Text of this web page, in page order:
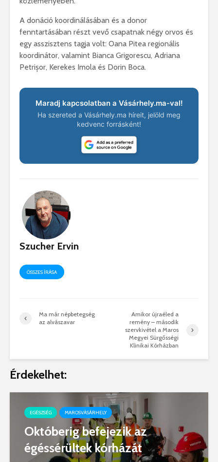
A donáció koordinálásában és a donor
fenntartásában részt vevő csapatnak négy orvos és
egy asszisztens tagja volt: Oana Pitea regionális
koordinátor, valamint Bianca Grigorescu, Adriana
Petrișor, Kerekes Imola és Dorin Boca.
Maradj kapcsolatban a Vásárhely.ma-val!
Ha szereted a Vásárhely.ma híreit, jelöld meg
kedvenc forrásként!
Szucher Ervin
ÖSSZES ÍRÁSA
Ma már népbetegség
az alvászavar
Amikor újraéled a
remény – második
szervkivétel a Maros
Megyei Sürgősségi
Klinikai Kórházban
Érdekelhet:
EGÉSZSÉG MAROSVÁSÁRHELY
Októberig befejezik az
égéssérültek kórházát